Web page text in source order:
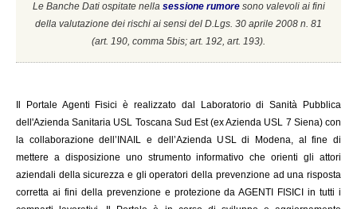
Le Banche Dati ospitate nella sessione rumore sono valevoli ai fini
della valutazione dei rischi ai sensi del D.Lgs. 30 aprile 2008 n. 81
(art. 190, comma 5bis; art. 192, art. 193).
Portale Agenti Fisici è realizzato dal Laboratorio di Sanità Pubblica
dell'Azienda Sanitaria USL Toscana Sud Est (ex Azienda USL 7 Siena) con
la collaborazione dell’INAIL e dell’Azienda USL di Modena, al fine di
mettere a disposizione uno strumento informativo che orienti gli attori
aziendali della sicurezza e gli operatori della prevenzione ad una risposta
corretta ai fini della prevenzione e protezione da AGENTI FISICI in tutti i